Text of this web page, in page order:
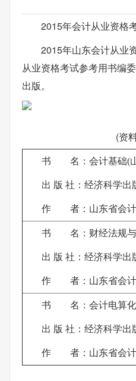
2015年会计从业资格
2015年山东会计从业
从业资格考试参考用书编
出版。
(资
书 名：会计基础(山
出 版 社：经济科学出
作 者：山东省会计
书 名：财经法规与
出 版 社：经济科学出
作 者：山东省会计
书 名：会计电算化(
出 版 社：经济科学出
作 者：山东省会计